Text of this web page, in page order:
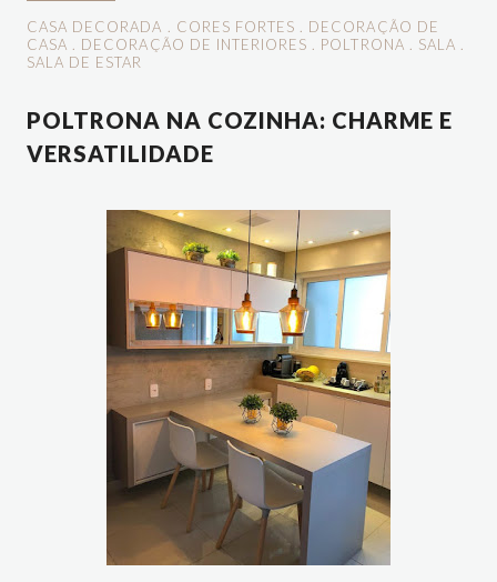
CASA DECORADA CORES FORTES
DECORAÇÃO DE
CASA
DECORAÇÃO DE INTERIORES POLTRONA SALA
SALA DE ESTAR
POLTRONA NA COZINHA: CHARME E
VERSATILIDADE